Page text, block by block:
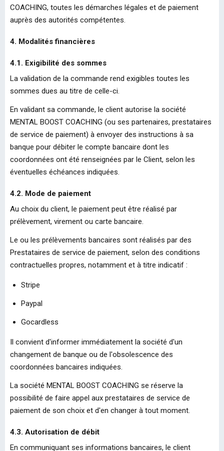
COACHING, toutes les démarches légales et de paiement
auprès des autorités compétentes.
4. Modalités financières
4.1. Exigibilité des sommes
La validation de la commande rend exigibles toutes les
sommes dues au titre de celle-ci.
En validant sa commande, le client autorise la société
MENTAL BOOST COACHING (ou ses partenaires, prestataires
de service de paiement) à envoyer des instructions à sa
banque pour débiter le compte bancaire dont les
coordonnées ont été renseignées par le Client, selon les
éventuelles échéances indiquées.
4.2. Mode de paiement
Au choix du client, le paiement peut être réalisé par
prélèvement, virement ou carte bancaire.
Le ou les prélèvements bancaires sont réalisés par des
Prestataires de service de paiement, selon des conditions
contractuelles propres, notamment et à titre indicatif :
Stripe
Paypal
Gocardless
Il convient d'informer immédiatement la société d'un
changement de banque ou de l'obsolescence des
coordonnées bancaires indiquées.
La société MENTAL BOOST COACHING se réserve la
possibilité de faire appel aux prestataires de service de
paiement de son choix et d'en changer à tout moment.
4.3. Autorisation de débit
En communiquant ses informations bancaires, le client